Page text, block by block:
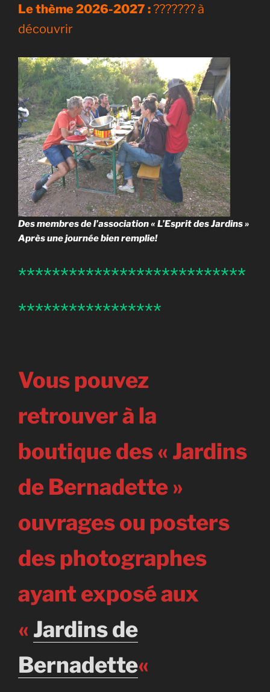
Le thème 2026-2027 :??????? à
découvrir
Des membres de l’association « L’Esprit des Jardins »
Après une journée bien remplie!
***************************
*****************
Vous pouvez
retrouver à la
boutique des « Jardins
de Bernadette »
ouvrages ou posters
des photographes
ayant exposé aux
« Jardins de
Bernadette«